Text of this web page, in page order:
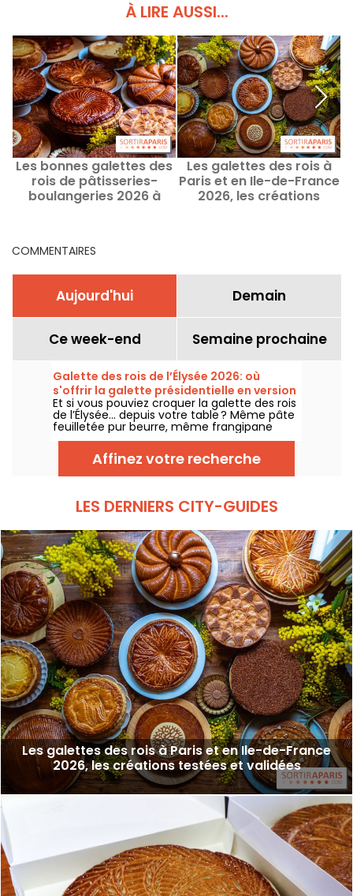
À LIRE AUSSI...
Les bonnes galettes des
rois de pâtisseries-
boulangeries 2026 à
Les galettes des rois à
Paris et en Ile-de-France
2026, les créations
COMMENTAIRES
Aujourd'hui Demain
Ce week-end Semaine prochaine
Galette des rois de l’Élysée 2026: où
s'offrir la galette présidentielle en version
familiale ?- photos
Et si vous pouviez croquer la galette des rois
de l’Élysée… depuis votre table ? Même pâte
feuilletée pur beurre, même frangipane
maison, et cette fois avec la fève pour que
chacun devienne roi ou reine le temps d’une
part. Elle est disponible en version familiale
dans une boulangerie artisanale du 15e
palais, mais pensée pour nos tablées !
Affinez votre recherche
LES DERNIERS CITY-GUIDES
Les galettes des rois à Paris et en Ile-de-France
2026, les créations testées et validées